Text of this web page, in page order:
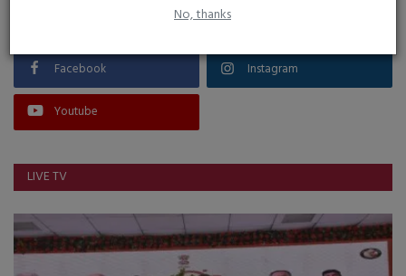
No, thanks
Facebook Instagram
Youtube
LIVE TV